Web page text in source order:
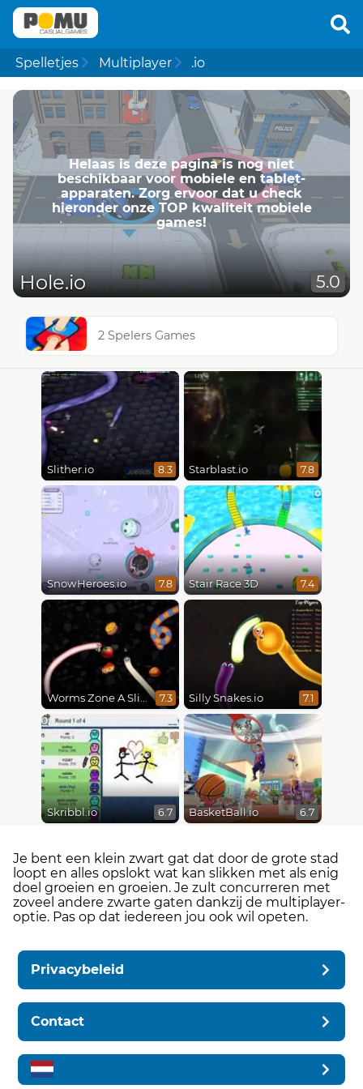
Spelletjes Multiplayer .io
Helaas is deze pagina is nog niet
beschikbaar voor mobiele en tablet-
apparaten. Zorg ervoor dat u check
hieronder onze TOP kwaliteit mobiele
games!
Hole.io 5.0
2 Spelers Games
Slither.io 8.3 Starblast.io 7.8
SnowHeroes.io 7.8 Stair Race 3D 7.4
Worms Zone A Slithery Snake 7.3 Silly Snakes.io 7.1
Skribbl.io 6.7 BasketBall.io 6.7
Je bent een klein zwart gat dat door de grote stad
loopt en alles opslokt wat kan slikken met als enig
doel groeien en groeien. Je zult concurreren met
zoveel andere zwarte gaten dankzij de multiplayer-
optie. Pas op dat iedereen jou ook wil opeten.
Privacybeleid
Contact